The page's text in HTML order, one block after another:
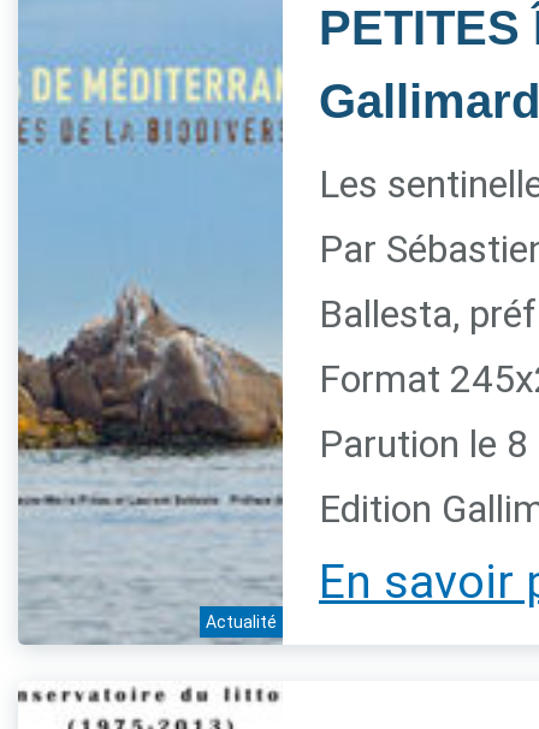
Actualité
Gallimard
Les
Par
Ballesta,
Format
Parution le
Edition
En savoir